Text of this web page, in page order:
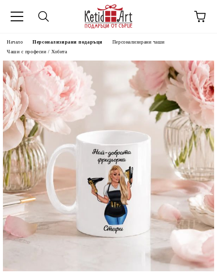
Начало Персонализирани подаръци
Персонализирани чаши
Чаши с професии / Хобита